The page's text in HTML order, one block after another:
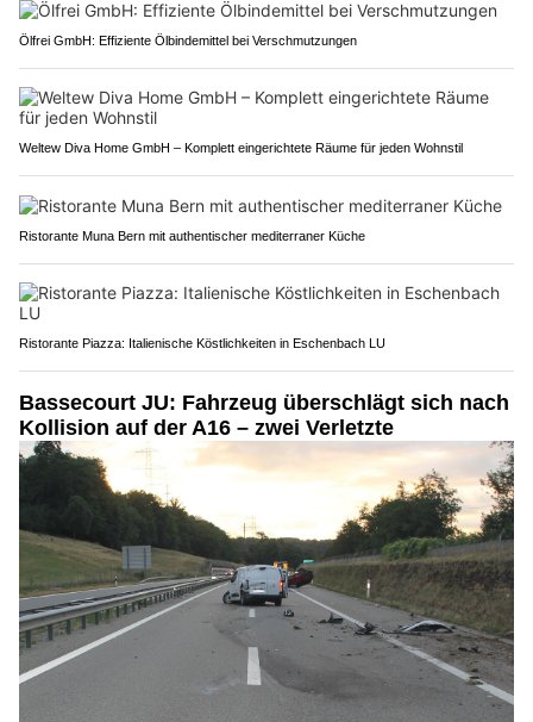
Ölfrei GmbH: Effiziente Ölbindemittel bei Verschmutzungen
Weltew Diva Home GmbH – Komplett eingerichtete Räume für jeden Wohnstil
Ristorante Muna Bern mit authentischer mediterraner Küche
Ristorante Piazza: Italienische Köstlichkeiten in Eschenbach LU
Bassecourt JU: Fahrzeug überschlägt sich nach
Kollision auf der A16 – zwei Verletzte